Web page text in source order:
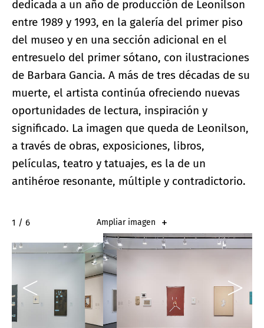
dedicada a un año de producción de Leonilson
entre 1989 y 1993, en la galería del primer piso
del museo y en una sección adicional en el
entresuelo del primer sótano, con ilustraciones
de Barbara Gancia. A más de tres décadas de su
muerte, el artista continúa ofreciendo nuevas
oportunidades de lectura, inspiración y
significado. La imagen que queda de Leonilson,
a través de obras, exposiciones, libros,
películas, teatro y tatuajes, es la de un
antihéroe resonante, múltiple y contradictorio.
2 / 6 Ampliar imagen